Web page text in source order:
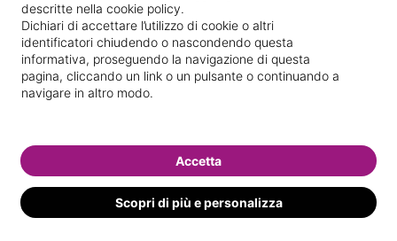
Lampedusa 29
Il nostro staff
descritte nella cookie policy.
Dichiari di accettare l’utilizzo di cookie o altri
identificatori chiudendo o nascondendo questa
informativa, proseguendo la navigazione di questa
pagina, cliccando un link o un pulsante o continuando a
navigare in altro modo.
Scopri di più e personalizza
Accetta